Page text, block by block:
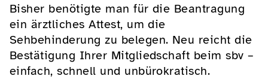
Bisher benötigte man für die Beantragung
ein ärztliches Attest, um die
Sehbehinderung zu belegen. Neu reicht die
Bestätigung Ihrer Mitgliedschaft beim sbv –
einfach, schnell und unbürokratisch.